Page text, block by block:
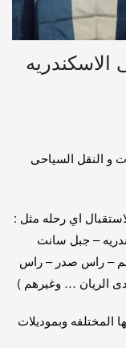
راكب الى الاسكندريه
و النقل السياحى
اي رحله مثل :
– جبل سانت
– راس صدر – راس
الريان … وغيرهم )
المختلفه وبموديلات